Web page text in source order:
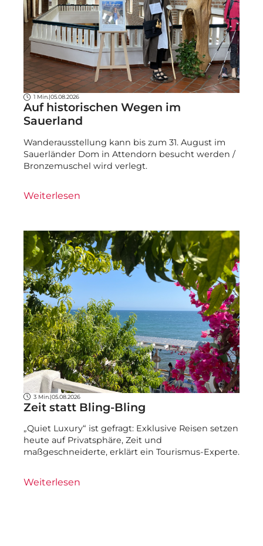
1 Min. |05.08.2026
Auf historischen Wegen im
Sauerland
Wanderausstellung kann bis zum 31. August im
Sauerländer Dom in Attendorn besucht werden /
Bronzemuschel wird verlegt.
Weiterlesen
3 Min. |05.08.2026
Zeit statt Bling-Bling
„Quiet Luxury“ ist gefragt: Exklusive Reisen setzen
heute auf Privatsphäre, Zeit und
maßgeschneiderte, erklärt ein Tourismus-Experte.
Weiterlesen